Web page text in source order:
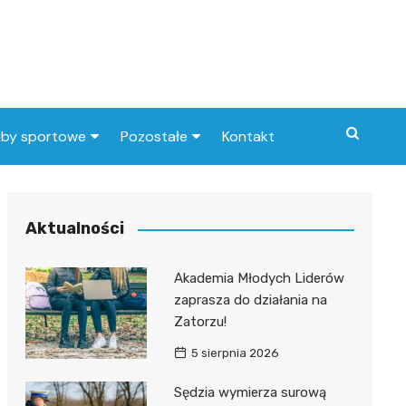
sportowe
piłkarski
Pozostałe Kontakt
Aktualności
Akademia Młodych Liderów
zaprasza do działania na
Zatorzu!
5 sierpnia 2026
Sędzia wymierza surową